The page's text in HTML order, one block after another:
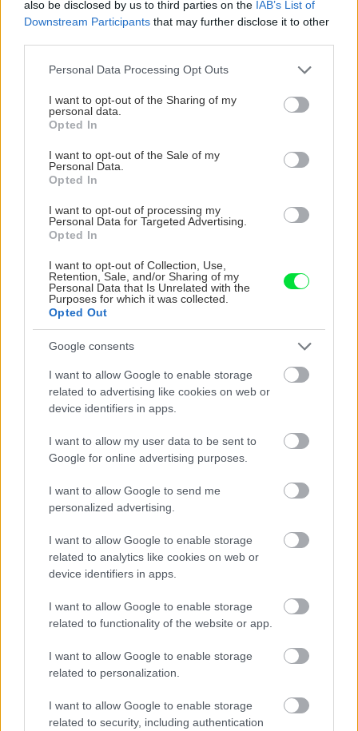
also be disclosed by us to third parties on the IAB’s List of
Downstream Participants that may further disclose it to other
Please note that this website/app uses one or more Google
not limited to your visit or usage behaviour. You may click to
grant or deny consent to Google and its third-party tags to
use your data for below specified purposes in below Google
consent section.
Personal Data Processing Opt Outs
I want to opt-out of the Sharing of my
personal data.
Opted In
I want to opt-out of the Sale of my
Personal Data.
Opted In
I want to opt-out of processing my
Personal Data for Targeted Advertising.
Opted In
I want to opt-out of Collection, Use,
Retention, Sale, and/or Sharing of my
Personal Data that Is Unrelated with the
Purposes for which it was collected.
Opted Out
Google consents
I want to allow Google to enable storage
related to advertising like cookies on web or
device identifiers in apps.
I want to allow my user data to be sent to
Google for online advertising purposes.
I want to allow Google to send me
personalized advertising.
I want to allow Google to enable storage
related to analytics like cookies on web or
device identifiers in apps.
I want to allow Google to enable storage
related to functionality of the website or app.
I want to allow Google to enable storage
related to personalization.
I want to allow Google to enable storage
related to security, including authentication
CHALUPA
Na Morave prerobila
nepoznanie: Keď
vojdete dnu, zabudnete,
že nie ste v Toskánsku
S motorovou pílou sa
Slovák sa nebál a v
Čičmanoch si postavil
montovaný domček v
Temné stránky chalúp:
10 najčastejších
vás môžu nepríjemne
prekvapiť
Žena, búracie kladivo a
1654 sa nevidí každý
deň!
DOM